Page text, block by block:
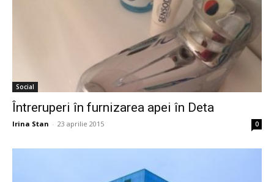
Social
Întreruperi în furnizarea apei în Deta
Irina Stan - 23 aprilie 2015 0